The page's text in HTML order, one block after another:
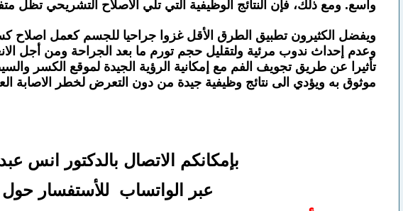
واسع. ومع ذلك، فإن النتائج الوظيفية التي تلي الاصلاح التشريحي تظل
وعدم إحداث ندوب مرئية ولتقليل حجم تورم ما بعد الجراحة ومن أجل
تأثيرا عن طريق تجويف الفم مع إمكانية الرؤية الجيدة لموقع الكسر
موثوق به ويؤدي الى نتائج وظيفية جيدة من دون التعرض لخطر الاصابة
بإمكانكم الاتصال بالدكتور انس
عبر الواتساب للأستفسار